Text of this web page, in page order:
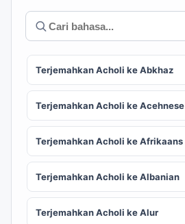
Terjemahkan Acholi ke Abkhaz
Terjemahkan Acholi ke Acehnese
Terjemahkan Acholi ke Afrikaans
Terjemahkan Acholi ke Albanian
Terjemahkan Acholi ke Alur